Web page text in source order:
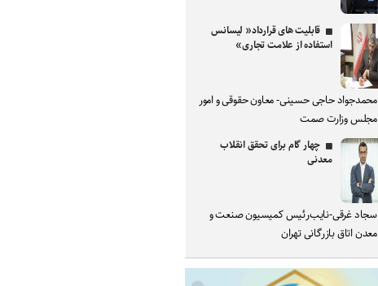
قابلیت های قرارداد« لیسانس
استفاده از علامت تجاری»
محمدجواد حاجی حسینی- معاون حقوقی و امور
مجلس وزارت صمت
چهار گام برای تحقق انقلاب
معدنی
سجاد غرقی-نایب‌رئیس کمیسیون صنعت و
معدن اتاق بازرگانی تهران